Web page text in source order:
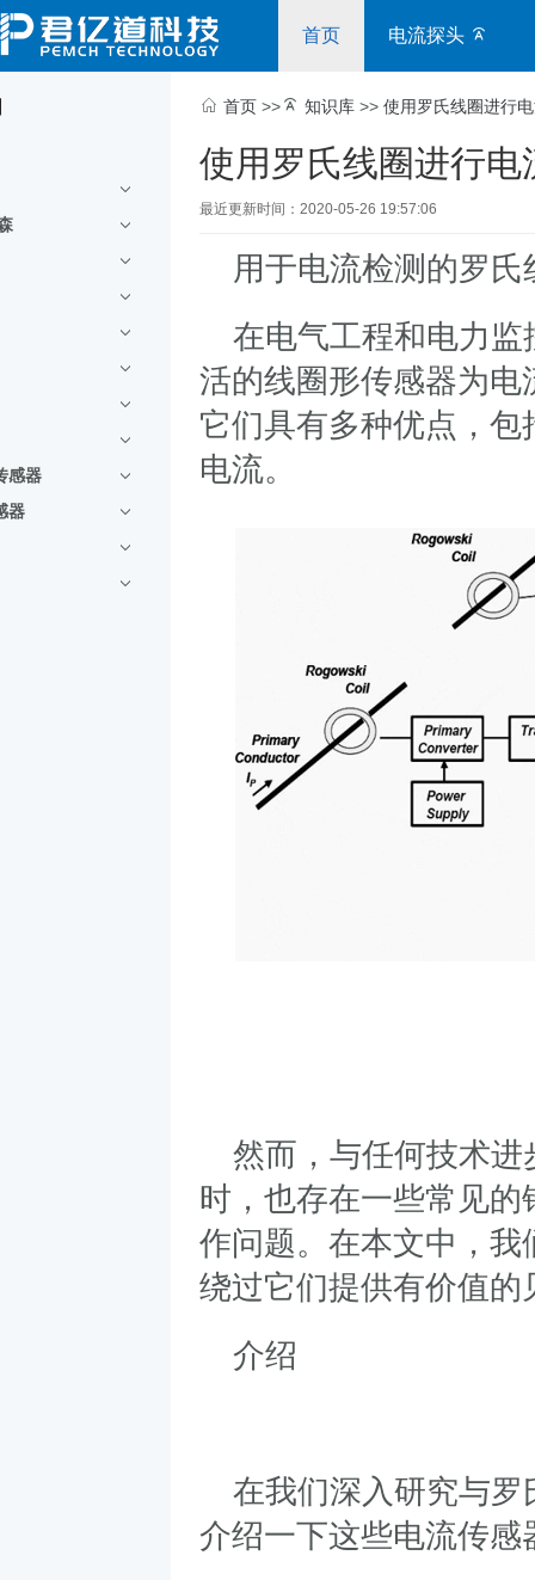
首页 电流探头
感器
器
首页 >> 知识库 >> 使用罗氏线圈进行
使用罗氏线圈进行
最近更新时间：2020-05-26 19:57:06
用于电流检测的罗氏
在电气工程和电力
活的线圈形传感器为
它们具有多种优点，
电流。
然而，与任何技术
时，也存在一些常见
作问题。在本文中，
绕过它们提供有价值的
介绍
在我们深入研究与
介绍一下这些电流传